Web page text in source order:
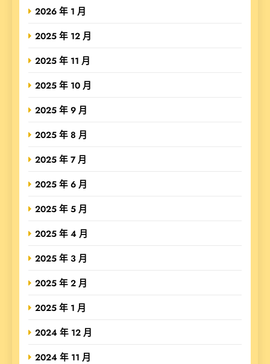
2026 年 1 月
2025 年 12 月
2025 年 11 月
2025 年 10 月
2025 年 9 月
2025 年 8 月
2025 年 7 月
2025 年 6 月
2025 年 5 月
2025 年 4 月
2025 年 3 月
2025 年 2 月
2025 年 1 月
2024 年 12 月
2024 年 11 月